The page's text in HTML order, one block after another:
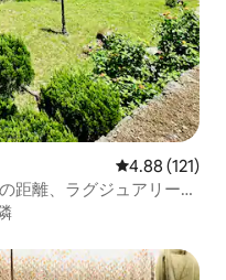
レビュー121
4.88 (121)
距離、ラグジュアリーな
ンジ）